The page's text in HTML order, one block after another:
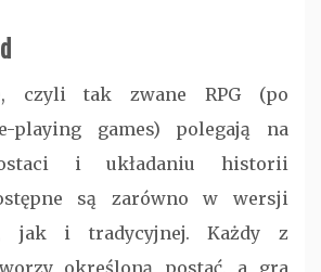
czyli tak zwane RPG (po
playing games) polegają na
i układaniu historii
są zarówno w wersji
jak i tradycyjnej. Każdy z